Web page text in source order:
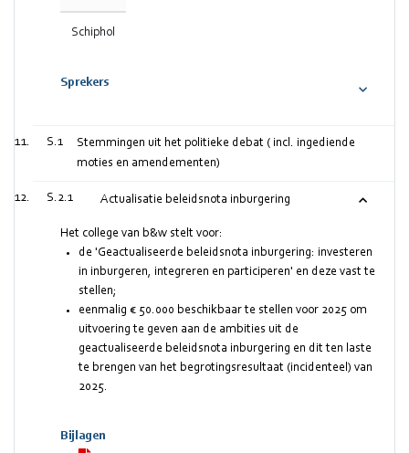
Schiphol
Sprekers
S.1
Stemmingen uit het politieke debat ( incl. ingediende
moties en amendementen)
S.2.1 Actualisatie beleidsnota inburgering
Het college van b&w stelt voor:
de 'Geactualiseerde beleidsnota inburgering: investeren
in inburgeren, integreren en participeren' en deze vast te
stellen;
eenmalig € 50.000 beschikbaar te stellen voor 2025 om
uitvoering te geven aan de ambities uit de
geactualiseerde beleidsnota inburgering en dit ten laste
te brengen van het begrotingsresultaat (incidenteel) van
2025.
Bijlagen